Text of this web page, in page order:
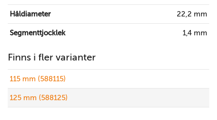
Håldiameter 22,2 mm
Segmenttjocklek 1,4 mm
Finns i fler varianter
115 mm (588115)
125 mm (588125)